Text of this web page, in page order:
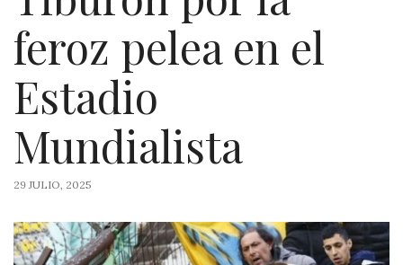
feroz pelea en el
Estadio
Mundialista
29 JULIO, 2025